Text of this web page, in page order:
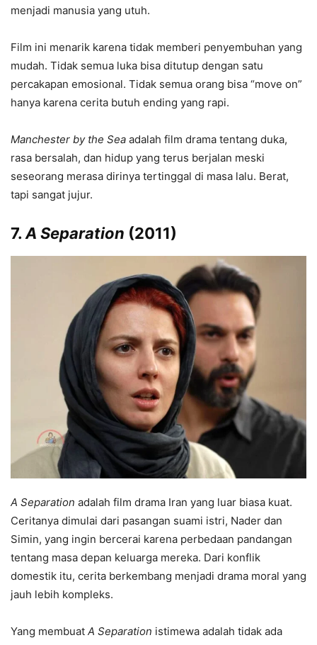
menjadi manusia yang utuh.
Film ini menarik karena tidak memberi penyembuhan yang
mudah. Tidak semua luka bisa ditutup dengan satu
percakapan emosional. Tidak semua orang bisa “move on”
hanya karena cerita butuh ending yang rapi.
Manchester by the Sea adalah film drama tentang duka,
rasa bersalah, dan hidup yang terus berjalan meski
seseorang merasa dirinya tertinggal di masa lalu. Berat,
tapi sangat jujur.
7. A Separation (2011)
A Separation adalah film drama Iran yang luar biasa kuat.
Ceritanya dimulai dari pasangan suami istri, Nader dan
Simin, yang ingin bercerai karena perbedaan pandangan
tentang masa depan keluarga mereka. Dari konflik
domestik itu, cerita berkembang menjadi drama moral yang
jauh lebih kompleks.
Yang membuat A Separation istimewa adalah tidak ada